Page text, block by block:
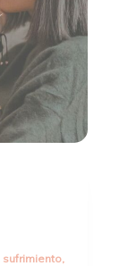
sufrimiento,